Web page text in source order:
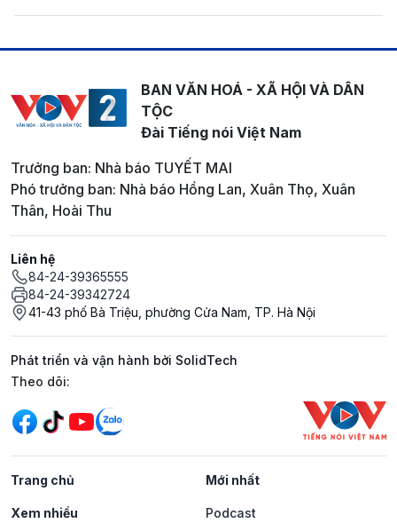
BAN VĂN HOÁ - XÃ HỘI VÀ DÂN
TỘC
Đài Tiếng nói Việt Nam
Trưởng ban: Nhà báo TUYẾT MAI
Phó trưởng ban: Nhà báo Hồng Lan, Xuân Thọ, Xuân
Thân, Hoài Thu
Liên hệ
84-24-39365555
84-24-39342724
41-43 phố Bà Triệu, phường Cửa Nam, TP. Hà Nội
Phát triển và vận hành bởi SolidTech
Mạng xã hội
Theo dõi:
Trang chủ Mới nhất
Xem nhiều Podcast